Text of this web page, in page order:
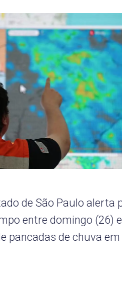
de São Paulo alerta
entre domingo (26)
pancadas de chuva